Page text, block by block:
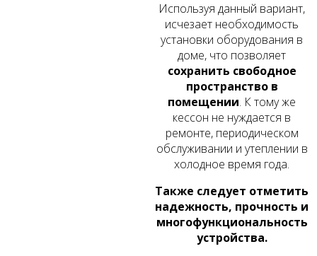
Используя данный вариант,
исчезает необходимость
установки оборудования в
доме, что позволяет
сохранить свободное
пространство в
помещении. К тому же
кессон не нуждается в
ремонте, периодическом
обслуживании и утеплении в
холодное время года.
Также следует отметить
надежность, прочность и
многофункциональность
устройства.